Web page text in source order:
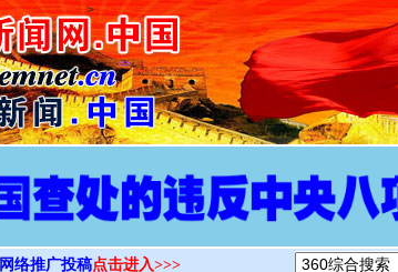
>
网络推广投稿点击进入>>>